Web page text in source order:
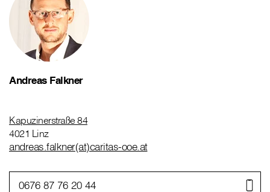
Andreas Falkner
Kapuzinerstraße 84
4021 Linz
andreas.falkner(at)caritas-ooe.at
0676 87 76 20 44